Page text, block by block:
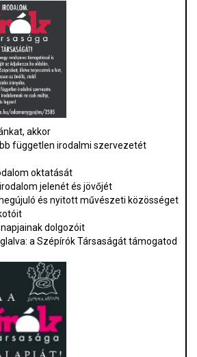
akkor
független irodalmi szervezetét
oktatását
jelenét és jövőjét
és nyitott művészeti közösséget
dolgozóit
a Szépírók Társaságát támogatod